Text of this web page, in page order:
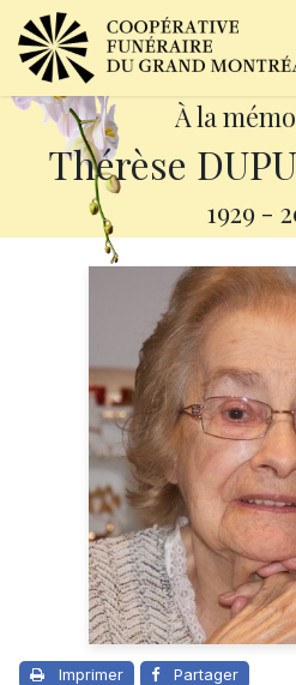
À la
Thérèse
1929 -
Imprimer Partager